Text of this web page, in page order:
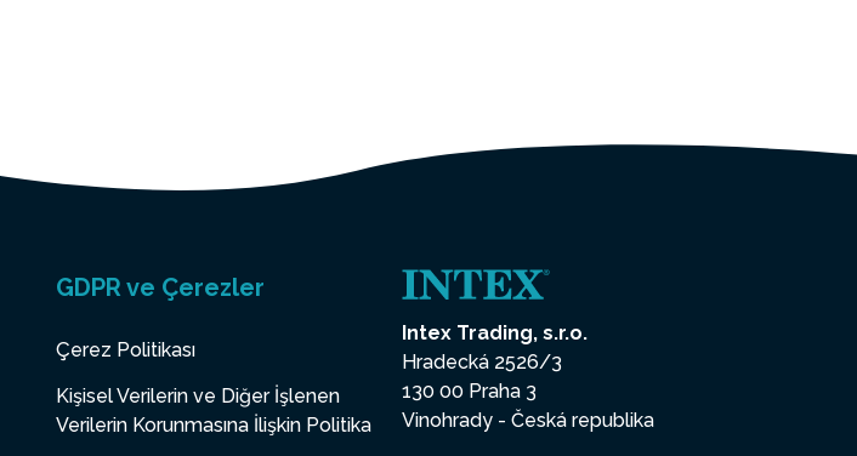
GDPR ve Çerezler
Çerez Politikası
Kişisel Verilerin ve Diğer İşlenen
Verilerin Korunmasına İlişkin Politika
Intex Trading, s.r.o.
Hradecká 2526/3
130 00 Praha 3
Vinohrady - Česká republika